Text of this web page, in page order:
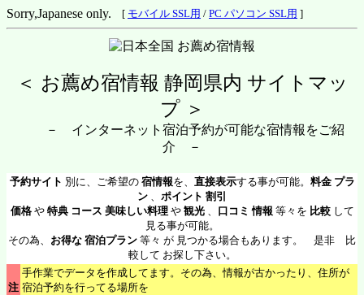
Sorry,Japanese only. [ モバイル SSL用 / PC パソコン SSL用 ]
＜ お薦め宿情報 静岡県内 サイトマッ
プ ＞
－ インターネット宿泊予約が可能な宿情報をご紹
介 －
予約サイト 別に、ご希望の 宿情報を、 直接表示する事が可能。 料金 プラ
ン 、 ポイント 割引
価格や 特典 コース 美味しい料理や 観光、 口コミ 情報 等々を 比較して
見る事が可能。
その為、 お得な 宿泊プラン 等々 が 見つかる場合もあります。 是非 比
較して お探し下さい。
注
手作業でデータを作成してます。その為、情報が古かったり、住所が
宿泊予約を行ってる場所を